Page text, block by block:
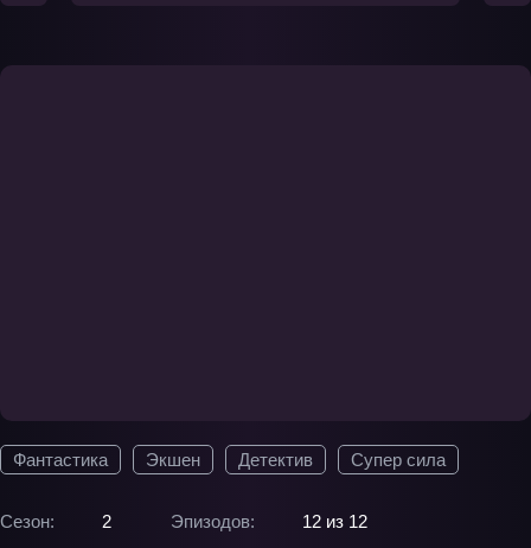
Фантастика Экшен Детектив Супер сила
Сезон: 2 Эпизодов:
12 из 12